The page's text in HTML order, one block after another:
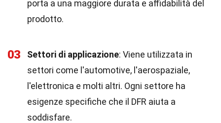
porta a una maggiore durata e affidabilità del
prodotto.
03 Settori di applicazione: Viene utilizzata in
settori come l'automotive, l'aerospaziale,
l'elettronica e molti altri. Ogni settore ha
esigenze specifiche che il DFR aiuta a
soddisfare.